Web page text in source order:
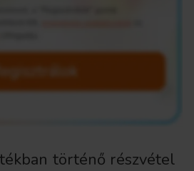
történő részvétel